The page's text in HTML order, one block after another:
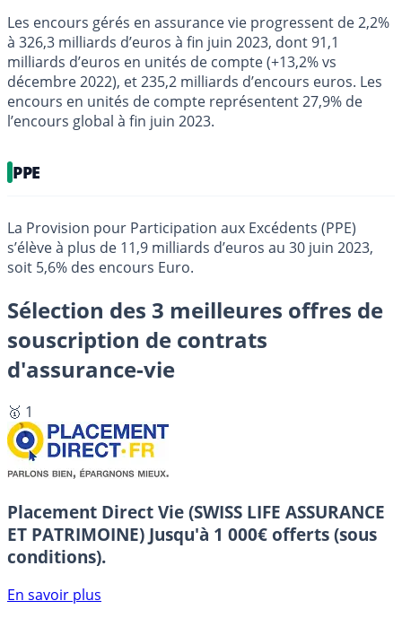
Les encours gérés en assurance vie progressent de 2,2%
à 326,3 milliards d’euros à fin juin 2023, dont 91,1
milliards d’euros en unités de compte (+13,2% vs
décembre 2022), et 235,2 milliards d’encours euros. Les
encours en unités de compte représentent 27,9% de
l’encours global à fin juin 2023.
PPE
La Provision pour Participation aux Excédents (PPE)
s’élève à plus de 11,9 milliards d’euros au 30 juin 2023,
soit 5,6% des encours Euro.
Sélection des 3 meilleures offres de
souscription de contrats
d'assurance-vie
🥇 1
Placement Direct Vie (SWISS LIFE ASSURANCE
ET PATRIMOINE) Jusqu'à 1 000€ offerts (sous
conditions).
En savoir plus